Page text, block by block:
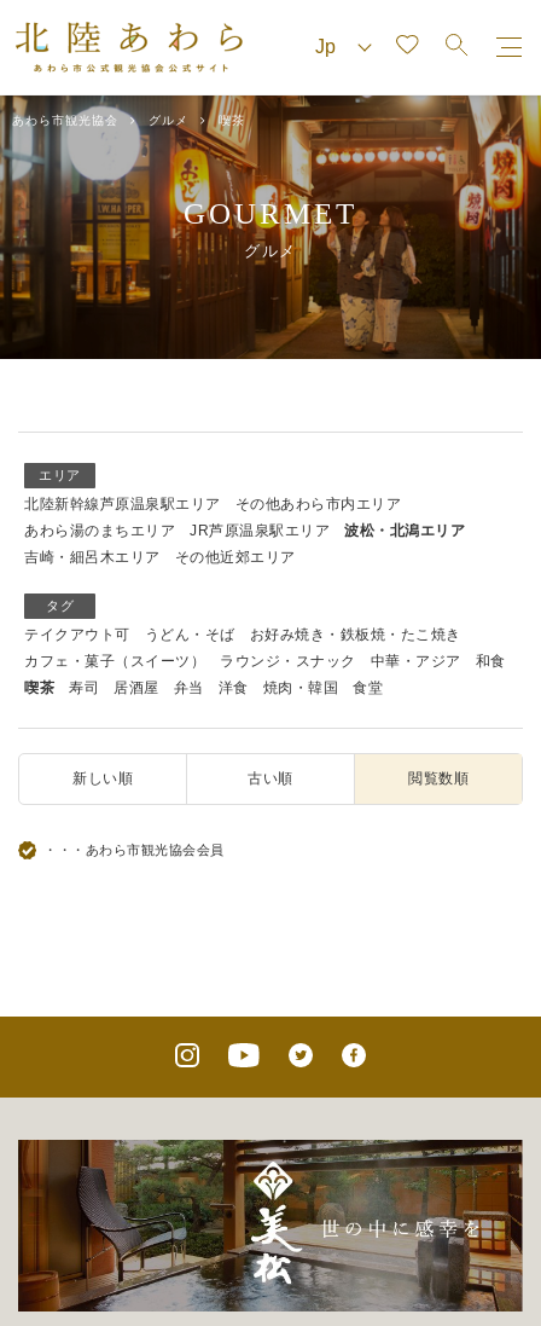
あわら市観光協会 グルメ 喫茶
GOURMET
グルメ
エリア
北陸新幹線芦原温泉駅エリア
その他あわら市内エリア
あわら湯のまちエリア
JR芦原温泉駅エリア
波松・北潟エリア
吉崎・細呂木エリア
その他近郊エリア
タグ
テイクアウト可 うどん・そば
お好み焼き・鉄板焼・たこ焼き
カフェ・菓子（スイーツ）
ラウンジ・スナック 中華・アジア
和食
喫茶
寿司 居酒屋 弁当 洋食 焼肉・韓国 食堂
新しい順 古い順 閲覧数順
・・・あわら市観光協会会員